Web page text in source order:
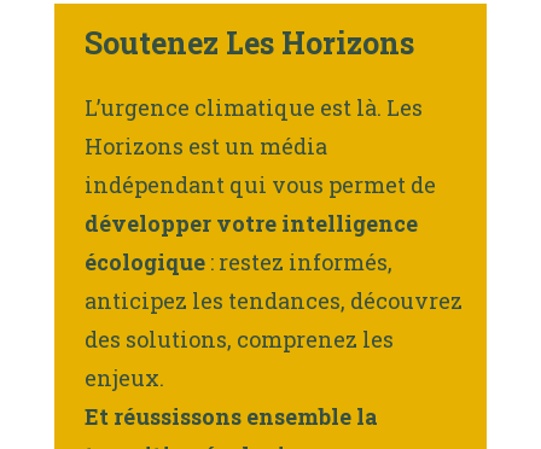
Soutenez Les Horizons
L’urgence climatique est là. Les
Horizons est un média
indépendant qui vous permet de
développer votre intelligence
écologique : restez informés,
anticipez les tendances, découvrez
des solutions, comprenez les
enjeux.
Et réussissons ensemble la